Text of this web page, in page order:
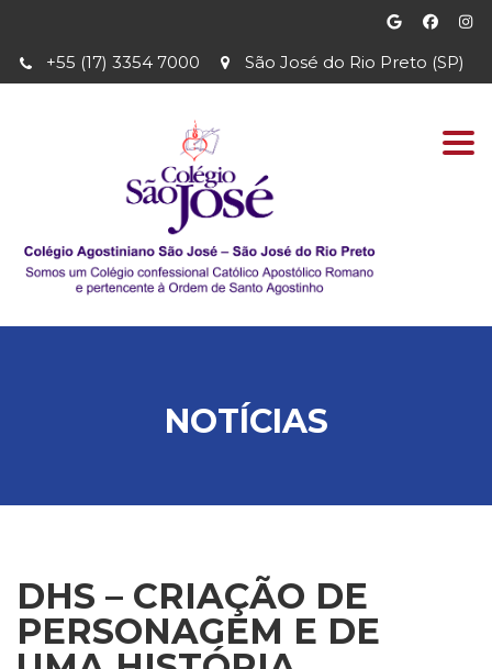
São José do Rio Preto (SP)
+55 (17) 3354 7000
NOTÍCIAS
DHS – CRIAÇÃO DE
PERSONAGEM E DE